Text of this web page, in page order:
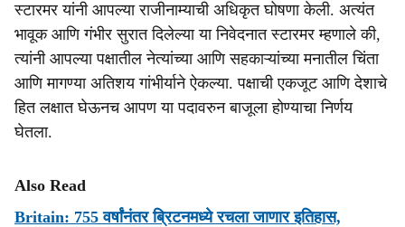
स्टारमर यांनी आपल्या राजीनाम्याची अधिकृत घोषणा केली. अत्यंत
भावूक आणि गंभीर सुरात दिलेल्या या निवेदनात स्टारमर म्हणाले की,
त्यांनी आपल्या पक्षातील नेत्यांच्या आणि सहकाऱ्यांच्या मनातील चिंता
आणि मागण्या अतिशय गांभीर्याने ऐकल्या. पक्षाची एकजूट आणि देशाचे
हित लक्षात घेऊनच आपण या पदावरुन बाजूला होण्याचा निर्णय
घेतला.
Also Read
Britain: 755 वर्षांनंतर ब्रिटनमध्ये रचला जाणार इतिहास,